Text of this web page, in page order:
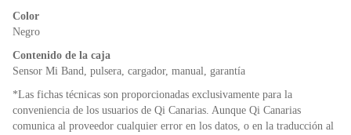
Color
Negro
Contenido de la caja
Sensor Mi Band, pulsera, cargador, manual, garantía
*Las fichas técnicas son proporcionadas exclusivamente para la
conveniencia de los usuarios de Qi Canarias. Aunque Qi Canarias
comunica al proveedor cualquier error en los datos, o en la traducción al